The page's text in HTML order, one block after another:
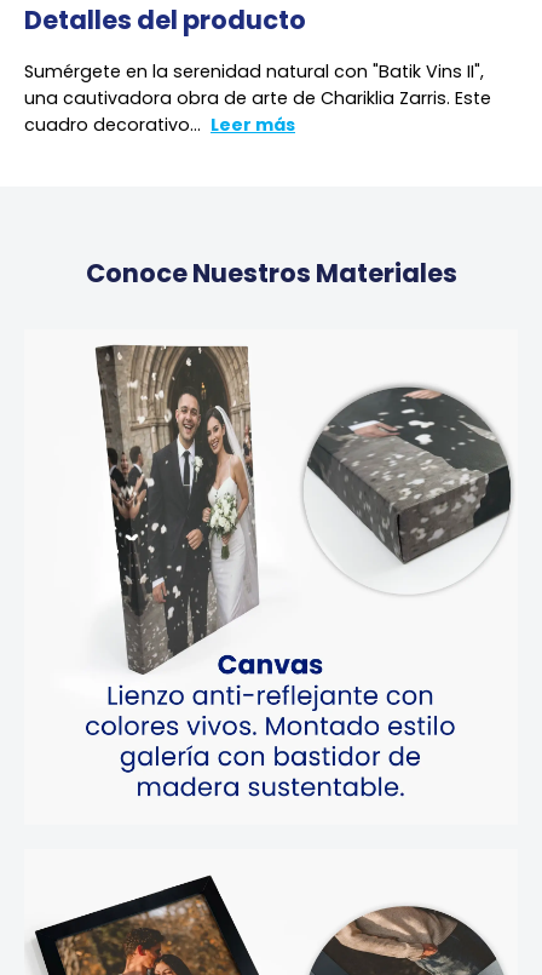
Detalles del producto
Sumérgete en la serenidad natural con "Batik Vins II",
una cautivadora obra de arte de Chariklia Zarris. Este
cuadro decorativo... Leer más
Conoce Nuestros Materiales